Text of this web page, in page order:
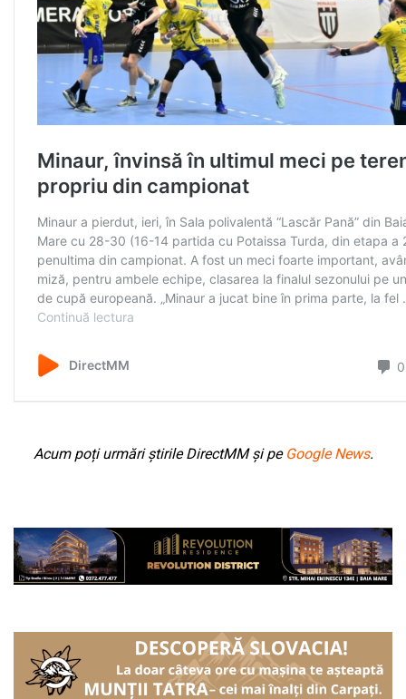
Acum poți urmări știrile DirectMM și pe Google News.